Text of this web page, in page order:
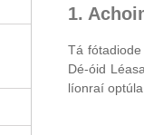
1.
Tá
Dé-óid
líonraí